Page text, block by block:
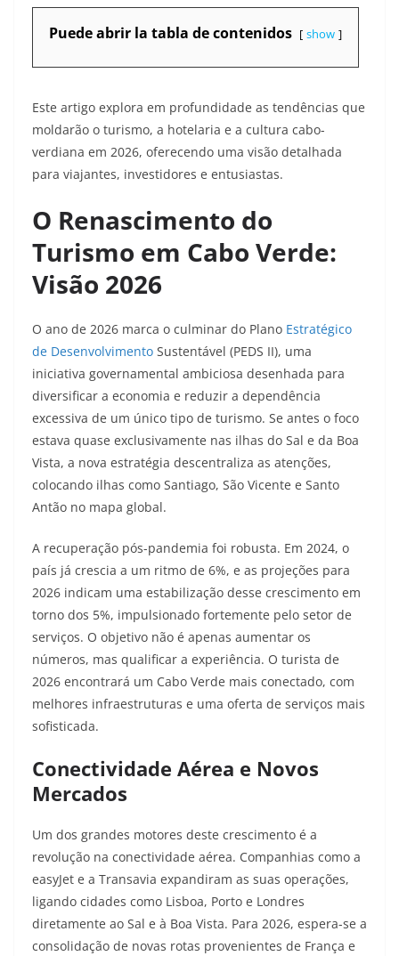
Puede abrir la tabla de contenidos show
Este artigo explora em profundidade as tendências que
moldarão o turismo, a hotelaria e a cultura cabo-
verdiana em 2026, oferecendo uma visão detalhada
para viajantes, investidores e entusiastas.
O Renascimento do
Turismo em Cabo Verde:
Visão 2026
O ano de 2026 marca o culminar do Plano Estratégico
de Desenvolvimento Sustentável (PEDS II), uma
iniciativa governamental ambiciosa desenhada para
diversificar a economia e reduzir a dependência
excessiva de um único tipo de turismo. Se antes o foco
estava quase exclusivamente nas ilhas do Sal e da Boa
Vista, a nova estratégia descentraliza as atenções,
colocando ilhas como Santiago, São Vicente e Santo
Antão no mapa global.
A recuperação pós-pandemia foi robusta. Em 2024, o
país já crescia a um ritmo de 6%, e as projeções para
2026 indicam uma estabilização desse crescimento em
torno dos 5%, impulsionado fortemente pelo setor de
serviços. O objetivo não é apenas aumentar os
números, mas qualificar a experiência. O turista de
2026 encontrará um Cabo Verde mais conectado, com
melhores infraestruturas e uma oferta de serviços mais
sofisticada.
Conectividade Aérea e Novos
Mercados
Um dos grandes motores deste crescimento é a
revolução na conectividade aérea. Companhias como a
easyJet e a Transavia expandiram as suas operações,
ligando cidades como Lisboa, Porto e Londres
diretamente ao Sal e à Boa Vista. Para 2026, espera-se a
consolidação de novas rotas provenientes de França e